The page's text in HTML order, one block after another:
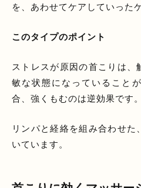
を、あわせてケアしていった
このタイプのポイント
ストレスが原因の首こりは、
敏な状態になっていること
合、強くもむのは逆効果です。
リンパと経絡を組み合わせた
いています。